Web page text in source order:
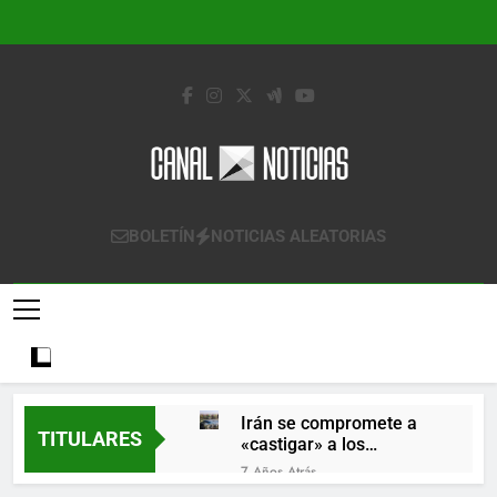
Canal Noticias
Canal Noticias
BOLETÍN NOTICIAS ALEATORIAS
TITULARES
Irán se compromete a
«castigar» a los
responsables de
derribar un avión
7 Años Atrás